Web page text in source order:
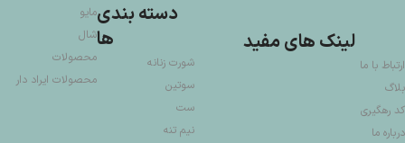
لینک های مفید
ارتباط با ما
بلاگ
کد رهگیری
درباره ما
دسته بندی
ها
شورت زنانه
سوتین
ست
نیم تنه
مایو
شال
محصولات
محصولات ایراد دار